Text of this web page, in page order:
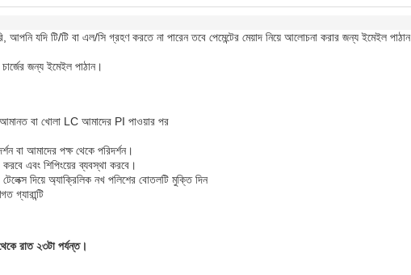
যদি টি/টি বা এল/সি গ্রহণ করতে না পারেন তবে পেমেন্টের মেয়াদ নিয়ে আলোচনা করার জন্য ইমেইল পাঠান
চার্জের জন্য ইমেইল পাঠান।
বা খোলা LC আমাদের PI পাওয়ার পর
বা আমাদের পক্ষ থেকে পরিদর্শন।
করবে এবং শিপিংয়ের ব্যবস্থা করবে।
দিয়ে অ্যাক্রিলিক নখ পলিশের বোতলটি মুক্তি দিন
গ্যারান্টি
রাত ২৩টা পর্যন্ত।